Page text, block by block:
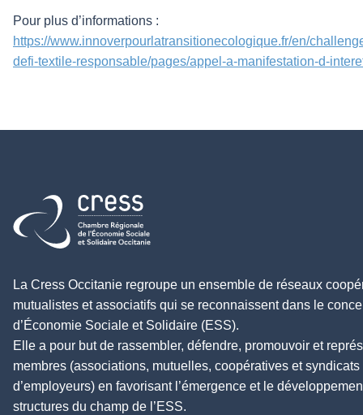
Pour plus d’informations :
https://www.innoverpourlatransitionecologique.fr/en/
defi-textile-responsable/pages/appel-a-manifestation-d-
Retour à l'accueil
La Cress Occitanie regroupe un ensemble de réseaux
mutualistes et associatifs qui se reconnaissent dans le
d’Économie Sociale et Solidaire (ESS).
Elle a pour but de rassembler, défendre, promouvoir et
membres (associations, mutuelles, coopératives et syndicats
d’employeurs) en favorisant l’émergence et le
structures du champ de l’ESS.